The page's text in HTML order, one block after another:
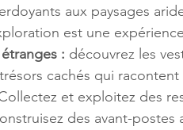
aux paysages
est une
: découvrez les
cachés qui racontent
et exploitez des
des avant-postes